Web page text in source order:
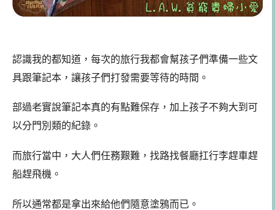
認識我的都知道，每次的旅行我都會幫孩子們準備一些文
具跟筆記本，讓孩子們打發需要等待的時間。
部過老實說筆記本真的有點難保存，加上孩子不夠大到可
以分門別類的紀錄。
而旅行當中，大人們任務艱難，找路找餐廳扛行李趕車趕
船趕飛機。
所以通常都是拿出來給他們隨意塗鴉而已。